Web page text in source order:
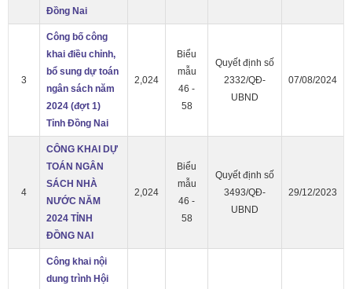
Đồng Nai
3
Công bố công
khai điều chỉnh,
bổ sung dự toán
ngân sách năm
2024 (đợt 1)
Tỉnh Đồng Nai
2,024
Biểu
mẫu
46 -
58
Quyết định số
2332/QĐ-
UBND
07/08/2024
4
CÔNG KHAI DỰ
TOÁN NGÂN
SÁCH NHÀ
NƯỚC NĂM
2024 TỈNH
ĐỒNG NAI
2,024
Biểu
mẫu
46 -
58
Quyết định số
3493/QĐ-
UBND
29/12/2023
Công khai nội
dung trình Hội